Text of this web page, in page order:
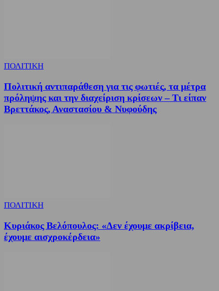
ΠΟΛΙΤΙΚΗ
Πολιτική αντιπαράθεση για τις φωτιές, τα μέτρα
πρόληψης και την διαχείριση κρίσεων – Τι είπαν
Βρεττάκος, Αναστασίου & Νυφούδης
ΠΟΛΙΤΙΚΗ
Κυριάκος Βελόπουλος: «Δεν έχουμε ακρίβεια,
έχουμε αισχροκέρδεια»